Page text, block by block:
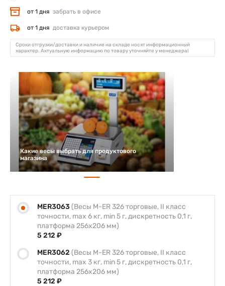
MER3063 (Весы M-ER 326 торговые, II класс
точности, max 6 кг, min 5 г, дискретность 0,1 г,
платформа 256х206 мм)
5 212 ₽
MER3062 (Весы M-ER 326 торговые, II класс
точности, max 3 кг, min 5 г, дискретность 0,1 г,
платформа 256х206 мм)
5 212 ₽
от 1 дня забрать в офисе
от 1 дня доставка курьером
Сроки отгрузки/доставки и наличие на складе носят информационный
характер. Актуальную информацию по товару уточняйте у менеджера!
Какие весы выбрать для продуктового
магазина